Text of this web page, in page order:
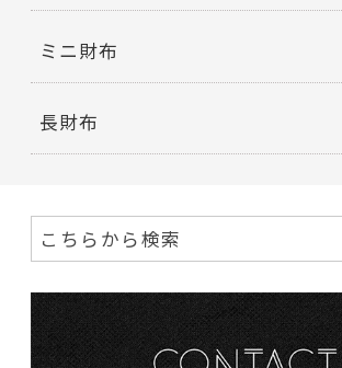
ミニ財布
長財布